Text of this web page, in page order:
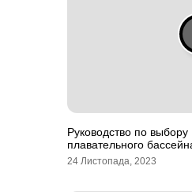
Руководство по
плавательного
24 Листопада, 2023